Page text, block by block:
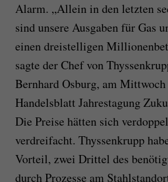
Alarm. „Allein in den letzten
sind unsere Ausgaben für Gas
einen dreistelligen
sagte der Chef von
Bernhard Osburg, am
Handelsblatt Jahrestagung
Die Preise hätten sich
verdreifacht. Thyssenkrupp
Vorteil, zwei Drittel des
durch Prozesse am